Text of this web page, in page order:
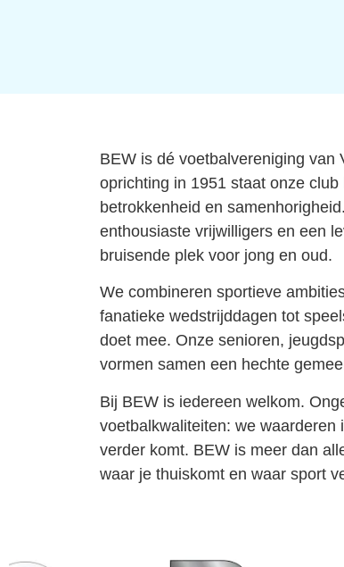
BEW is dé voetbalvereniging
oprichting in 1951 staat onze
betrokkenheid en
enthousiaste vrijwilligers en een
bruisende plek voor jong en oud.
We combineren sportieve
fanatieke wedstrijddagen tot
doet mee. Onze senioren,
vormen samen een hechte
Bij BEW is iedereen welkom.
voetbalkwaliteiten: we
verder komt. BEW is meer dan
waar je thuiskomt en waar sport